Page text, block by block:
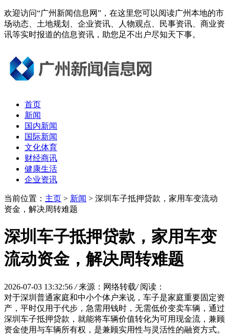
欢迎访问“广州新闻信息网”，在这里您可以阅读广州本地的市
场动态、土地规划、企业资讯、人物观点、民事资讯、商业资
讯等实时报道的信息资讯，助您足不出户尽知天下事。
首页
新闻
国内新闻
国际新闻
文化体育
财经商讯
健康生活
企业资讯
当前位置： 主页 > 新闻 > 深圳车子抵押贷款，家用车变流动
资金，解决周转难题
深圳车子抵押贷款，家用车变
流动资金，解决周转难题
2026-07-03 13:32:56 / 来源：网络转载/ 阅读：
对于深圳普通家庭和中小个体户来说，车子是家庭重要固定资
产，平时仅用于代步，急需用钱时，无需低价变卖车辆，通过
深圳车子抵押贷款，就能将车辆价值转化为可用现金流，兼顾
资金使用与车辆所有权，是兼顾实用性与灵活性的融资方式。